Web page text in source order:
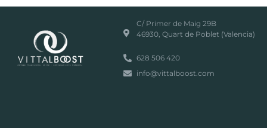
C/ Primer de Maig 29B
46930, Quart de Poblet (Valencia)
628 506 420
info@vittalboost.com